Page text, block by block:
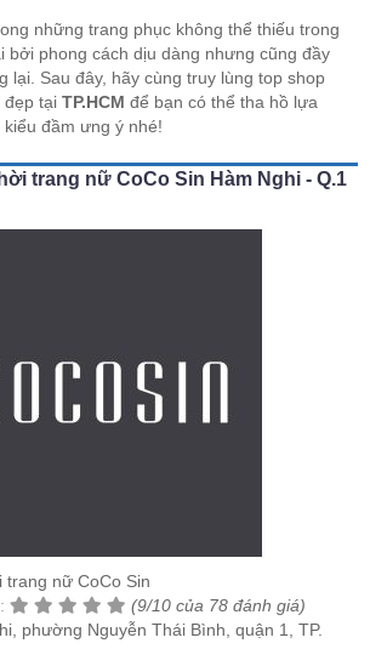
những trang phục không thể thiếu trong
bởi phong cách dịu dàng nhưng cũng đầy
lại. Sau đây, hãy cùng truy lùng top shop
đẹp tại TP.HCM để bạn có thể tha hồ lựa
đầm ưng ý nhé!
trang nữ CoCo Sin Hàm Nghi - Q.1
trang nữ CoCo Sin
(9/10 của 78 đánh giá)
phường Nguyễn Thái Bình, quận 1, TP.